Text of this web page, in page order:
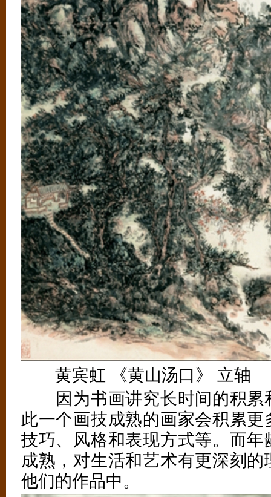
黄宾虹 《黄山汤口》 立轴
因为书画讲究长时间的积累
此一个画技成熟的画家会积累
技巧、风格和表现方式等。而
成熟，对生活和艺术有更深刻
他们的作品中。